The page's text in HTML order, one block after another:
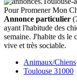
Annonce particulier (
ayant l'habitude des
semaine. J'habite ds le
vive et très sociable.
Animaux/Chiens
Toulouse 31000